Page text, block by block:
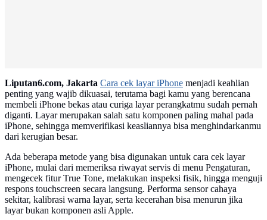
Liputan6.com, Jakarta Cara cek layar iPhone menjadi keahlian
penting yang wajib dikuasai, terutama bagi kamu yang berencana
membeli iPhone bekas atau curiga layar perangkatmu sudah pernah
diganti. Layar merupakan salah satu komponen paling mahal pada
iPhone, sehingga memverifikasi keasliannya bisa menghindarkanmu
dari kerugian besar.
Ada beberapa metode yang bisa digunakan untuk cara cek layar
iPhone, mulai dari memeriksa riwayat servis di menu Pengaturan,
mengecek fitur True Tone, melakukan inspeksi fisik, hingga menguji
respons touchscreen secara langsung. Performa sensor cahaya
sekitar, kalibrasi warna layar, serta kecerahan bisa menurun jika
layar bukan komponen asli Apple.